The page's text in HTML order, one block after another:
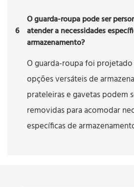
6
O guarda-roupa pode ser
atender a necessidades
armazenamento?
O guarda-roupa foi
opções versáteis de
prateleiras e gavetas podem
removidas para acomodar
específicas de